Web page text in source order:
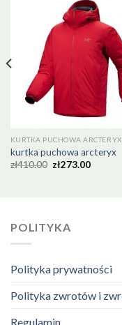
KURTKA PUCHOWA ARCTERYX
kurtka puchowa arcteryx
zł410.00 zł273.00
POLITYKA
Polityka prywatności
Polityka zwrotów i
Regulamin